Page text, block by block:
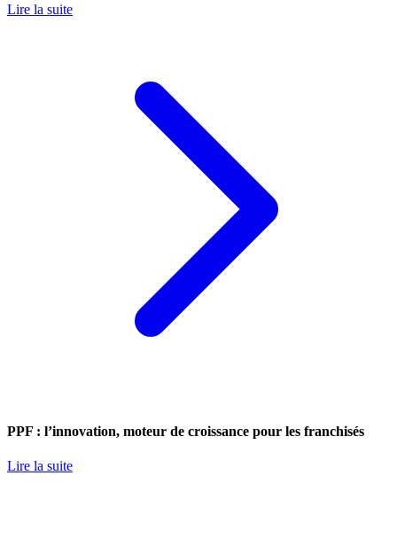
Lire la suite
PPF : l’innovation, moteur de croissance pour les franchisés
Lire la suite